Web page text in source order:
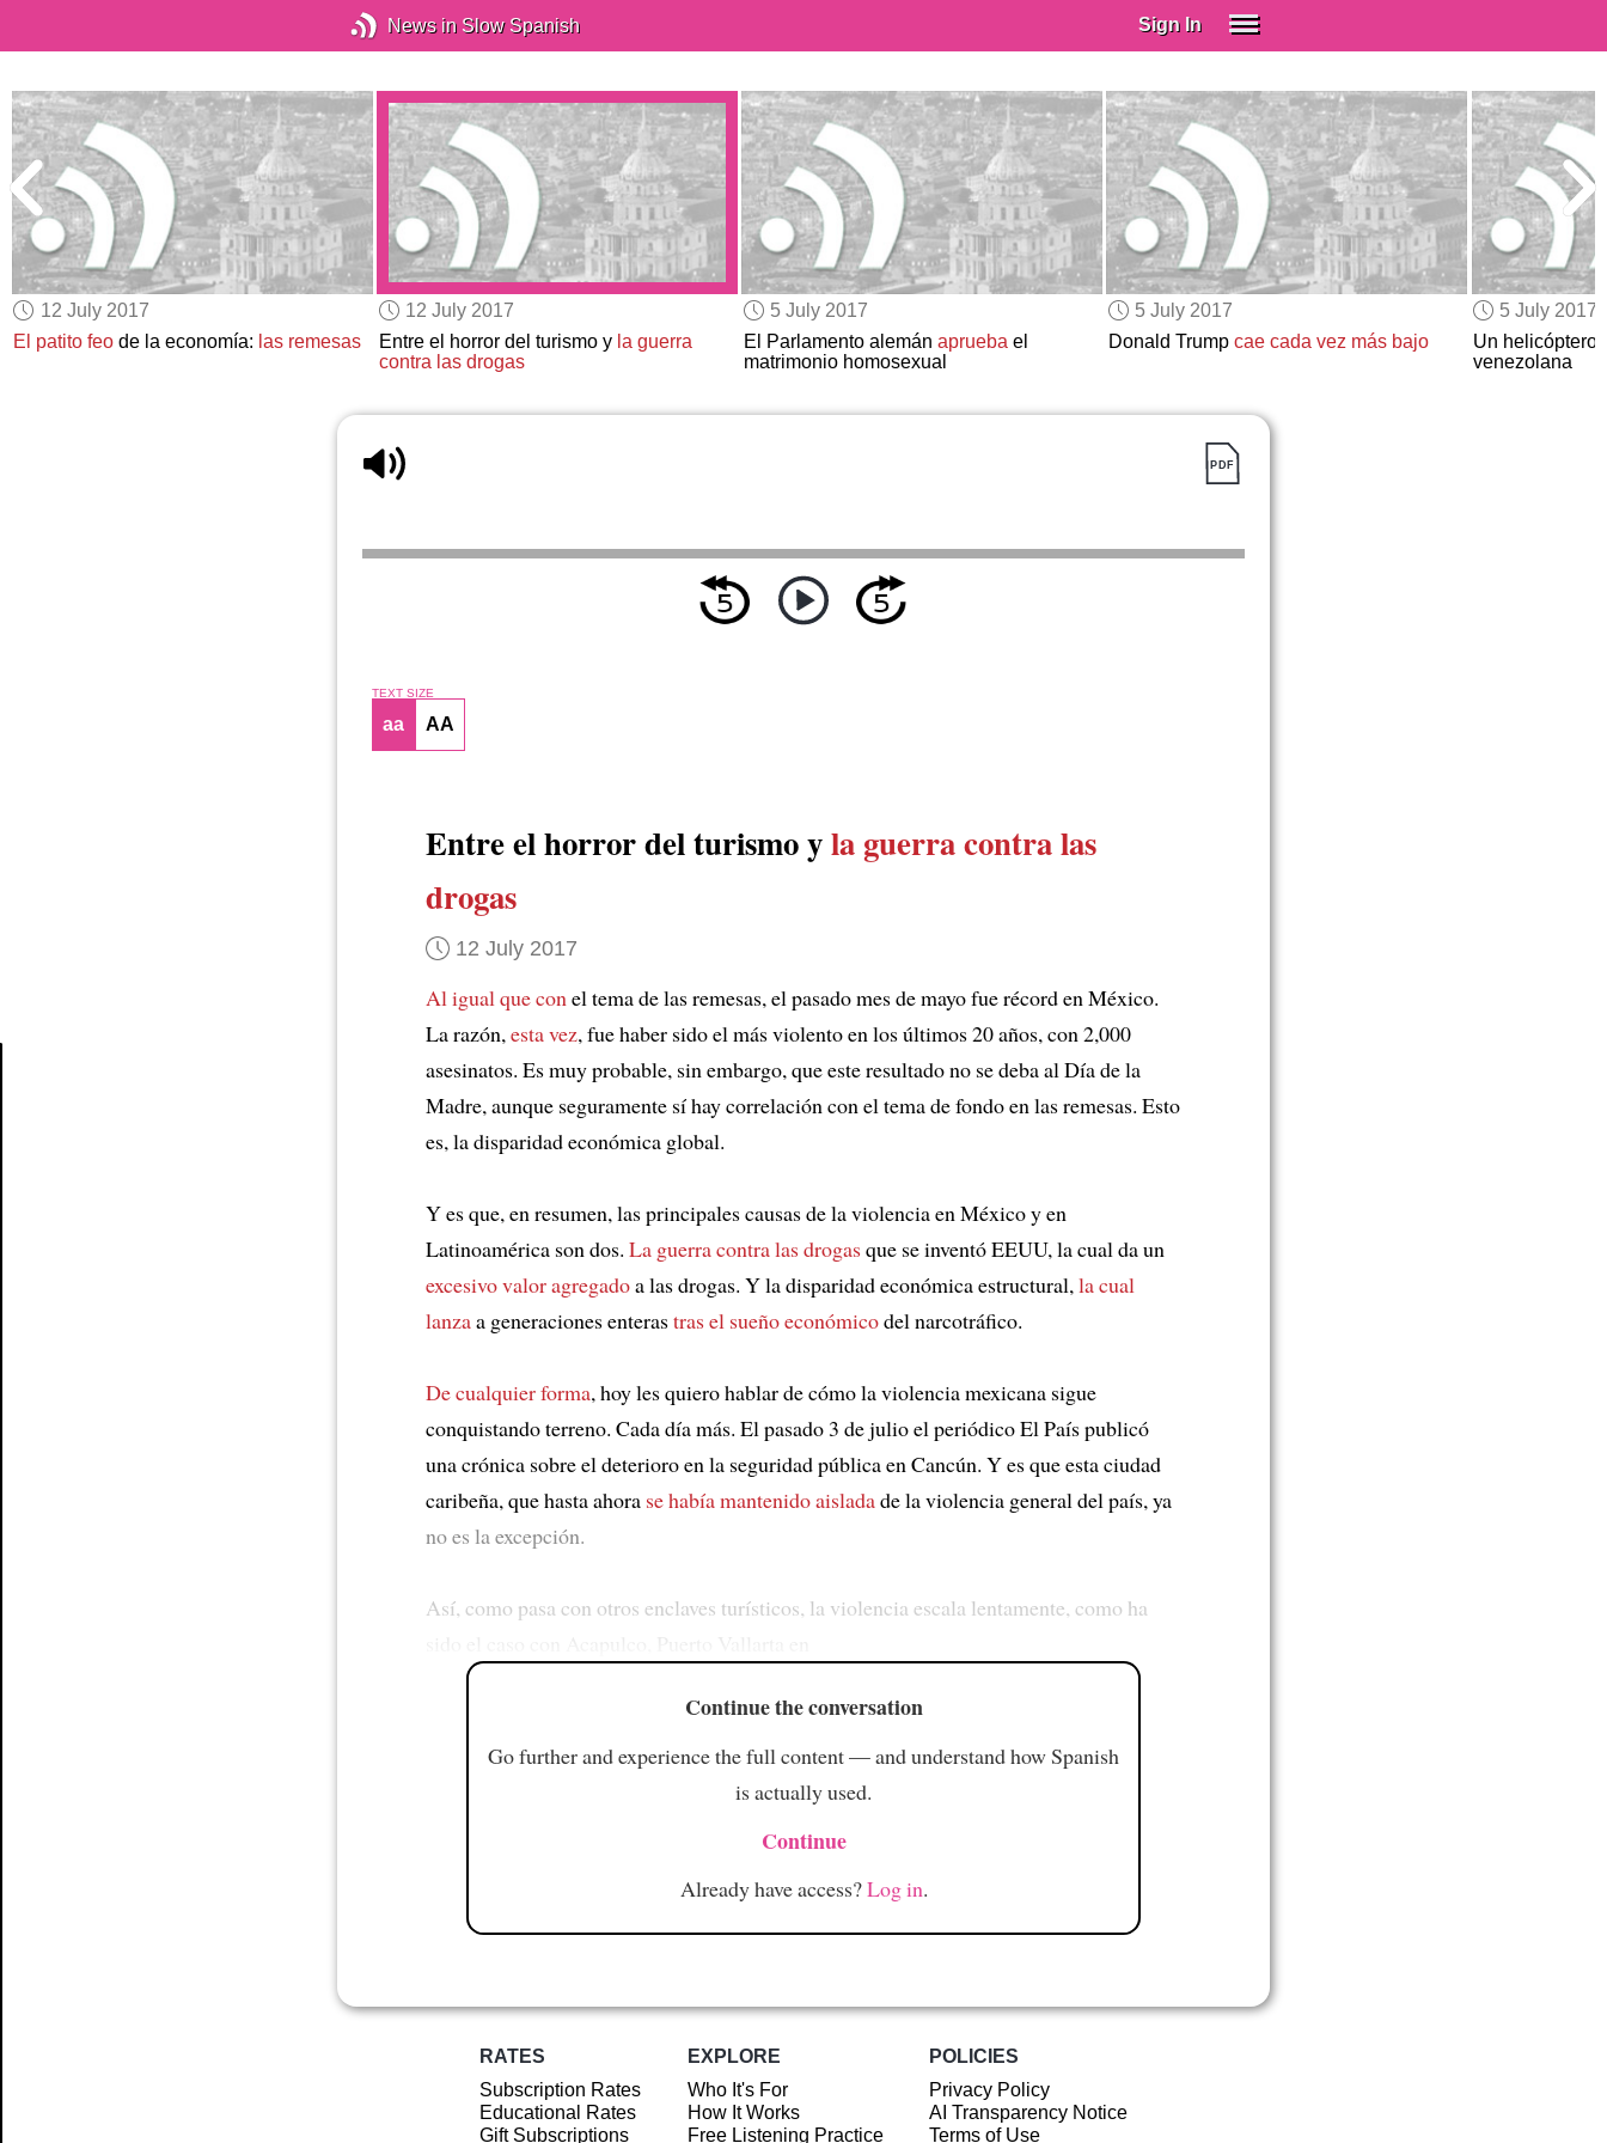
News in Slow Spanish Sign In
Spanish (Spain)
Spanish (Latino)
SUBSCRIBE
EDUCATIONAL LICENSES
GIFT CARDS
OTHER LANGUAGES
12 July 2017
El patito feo de la economía: las remesas
12 July 2017
Entre el horror del turismo y la guerra
contra las drogas
5 July 2017
El Parlamento alemán apruebael
matrimonio homosexual
5 July 2017
Donald Trump cae cada vez más bajo
5 July 2017
Un helicóptero
venezolana
TEXT SIZE
aa AA
Entre el horror del turismo yla guerra contra las
drogas
12 July 2017
Al igual que con el tema de las remesas, el pasado mes de mayo fue récord en México.
La razón, esta vez, fue haber sido el más violento en los últimos 20 años, con 2,000
asesinatos. Es muy probable, sin embargo, que este resultado no se deba al Día de la
Madre, aunque seguramente sí hay correlación con el tema de fondo en las remesas. Esto
es, la disparidad económica global.
Y es que, en resumen, las principales causas de la violencia en México y en
Latinoamérica son dos. La guerra contra las drogasque se inventó EEUU, la cual da un
excesivo valor agregadoa las drogas. Y la disparidad económica estructural, la cual
lanzaa generaciones enterastras el sueño económicodel narcotráfico.
De cualquier forma, hoy les quiero hablar de cómo la violencia mexicana sigue
conquistando terreno. Cada día más. El pasado 3 de julio el periódico El País publicó
una crónica sobre el deterioro en la seguridad pública en Cancún. Y es que esta ciudad
caribeña, que hasta ahora se había mantenido aisladade la violencia general del país, ya
no es la excepción.
Así, como pasa con otros enclaves turísticos, la violencia escala lentamente, como ha
Continue the conversation
Go further and experience the full content — and understand how Spanish
is actually used.
Continue
Already have access?Log in.
RATES
Subscription Rates
Educational Rates
Gift Subscriptions
EXPLORE
Who It's For
How It Works
Free Listening Practice
POLICIES
Privacy Policy
AI Transparency Notice
Terms of Use